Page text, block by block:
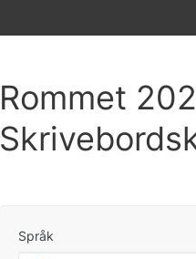
Rommet
Språk